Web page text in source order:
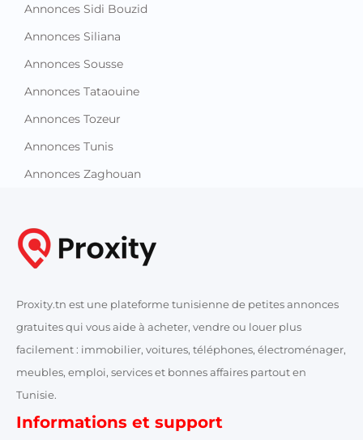
Annonces Sidi Bouzid
Annonces Siliana
Annonces Sousse
Annonces Tataouine
Annonces Tozeur
Annonces Tunis
Annonces Zaghouan
Proxity.tn est une plateforme tunisienne de petites annonces
gratuites qui vous aide à acheter, vendre ou louer plus
facilement : immobilier, voitures, téléphones, électroménager,
meubles, emploi, services et bonnes affaires partout en
Tunisie.
Informations et support